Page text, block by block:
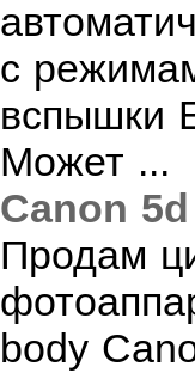
с
вспышки
Может ...
Сanon 5d
Продам
body